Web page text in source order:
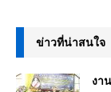
ข่าวที่น่าสนใจ
งา